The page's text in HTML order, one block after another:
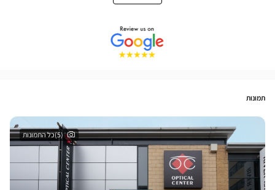
תמונות
(5)כל התמונות